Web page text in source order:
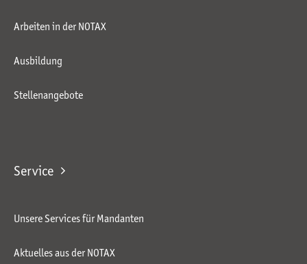
Arbeiten in der NOTAX
Ausbildung
Stellenangebote
Service
Unsere Services für Mandanten
Aktuelles aus der NOTAX